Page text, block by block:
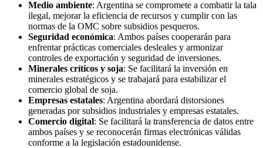
Medio ambiente: Argentina se compromete a combatir la tala
ilegal, mejorar la eficiencia de recursos y cumplir con las
normas de la OMC sobre subsidios pesqueros.
Seguridad económica: Ambos países cooperarán para
enfrentar prácticas comerciales desleales y armonizar
controles de exportación y seguridad de inversiones.
Minerales críticos y soja: Se facilitará la inversión en
minerales estratégicos y se trabajará para estabilizar el
comercio global de soja.
Empresas estatales: Argentina abordará distorsiones
generadas por subsidios industriales y empresas estatales.
Comercio digital: Se facilitará la transferencia de datos entre
ambos países y se reconocerán firmas electrónicas válidas
conforme a la legislación estadounidense.